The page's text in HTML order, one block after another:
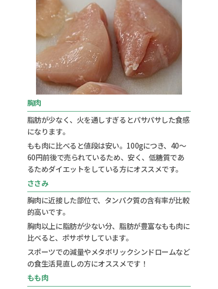
胸肉
脂肪が少なく、火を通しすぎるとパサパサした食感
になります。
もも肉に比べると値段は安い。100gにつき、40～
60円前後で売られているため、安く、低糖質であ
るためダイエットをしている方にオススメです。
ささみ
胸肉に近接した部位で、タンパク質の含有率が比較
的高いです。
胸肉以上に脂肪が少ない分、脂肪が豊富なもも肉に
比べると、ポサポサしています。
スポーツでの減量やメタボリックシンドロームなど
の食生活見直しの方にオススメです！
もも肉